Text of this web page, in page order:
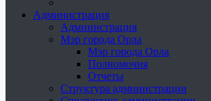
Администрация
Администрация
Мэр города Орла
Мэр города Орла
Полномочия
Отчеты
Структура администрации